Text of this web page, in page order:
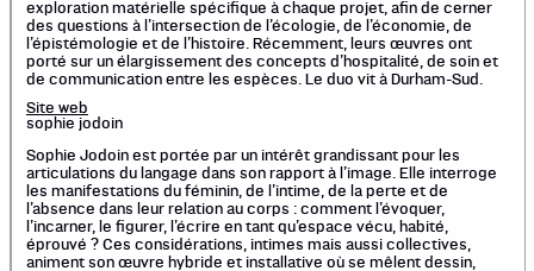
exploration matérielle spécifique à chaque projet, afin de cerner
des questions à l’intersection de l’écologie, de l’économie, de
l’épistémologie et de l’histoire. Récemment, leurs œuvres ont
porté sur un élargissement des concepts d’hospitalité, de soin et
de communication entre les espèces. Le duo vit à Durham-Sud.
Site web
sophie jodoin
Sophie Jodoin est portée par un intérêt grandissant pour les
articulations du langage dans son rapport à l’image. Elle interroge
les manifestations du féminin, de l’intime, de la perte et de
l’absence dans leur relation au corps : comment l’évoquer,
l’incarner, le figurer, l’écrire en tant qu’espace vécu, habité,
éprouvé ? Ces considérations, intimes mais aussi collectives,
animent son œuvre hybride et installative où se mêlent dessin,